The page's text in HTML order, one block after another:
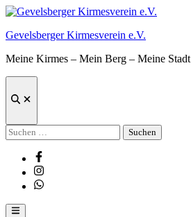
Zum
springen
Gevelsberger Kirmesverein e.V.
Meine Kirmes – Mein Berg – Meine Stadt
Suche
Suchen
nach:
Facebook
Instagram
Whatsapp
Hauptmenü